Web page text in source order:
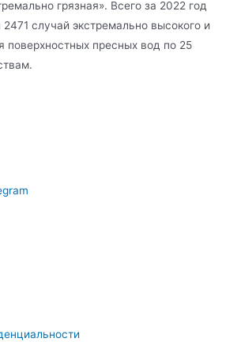
грязная». Всего за 2022 год
случай экстремально высокого и
поверхностных пресных вод по 25